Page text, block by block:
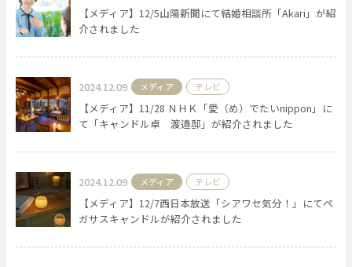
【メディア】12/5山陽新聞にて結婚相談所「Akari」が紹
介されました
2024.12.09 メディア テレビ
【メディア】11/28 ＮＨＫ「愛（め）でたいnippon」に
て「キャンドル卓 渡邉邸」が紹介されました
2024.12.09 メディア テレビ
【メディア】12/7西日本放送「シアワセ気分！」にてペ
ガサスキャンドルが紹介されました